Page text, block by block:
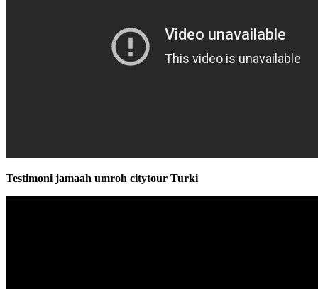
Testimoni jamaah umroh citytour Turki